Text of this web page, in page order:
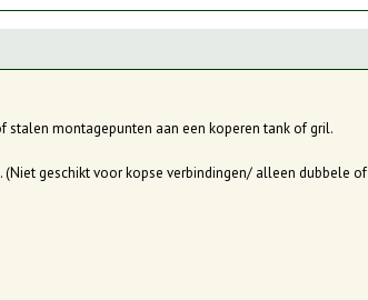
montagepunten aan een koperen tank of gril.
geschikt voor kopse verbindingen/ alleen dubbele of